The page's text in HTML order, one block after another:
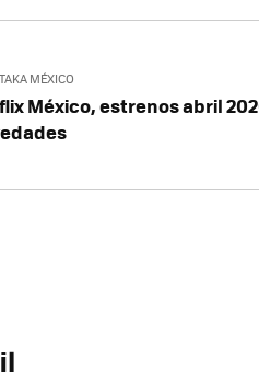
MÉXICO
México, estrenos abril